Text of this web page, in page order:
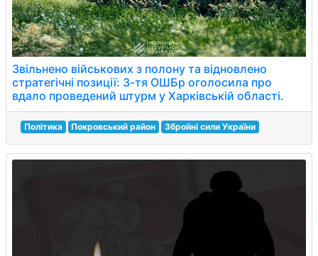
Звільнено військових з полону та відновлено
стратегічні позиції: 3-тя ОШБр оголосила про
вдало проведений штурм у Харківській області.
Політика Покровський район Збройні сили України